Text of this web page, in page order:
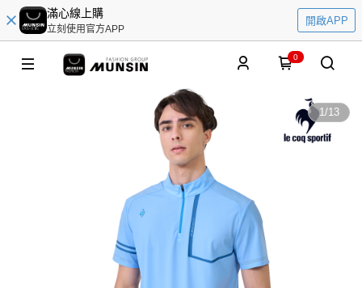
滿心線上購
立刻使用官方APP
開啟APP
0
1/13